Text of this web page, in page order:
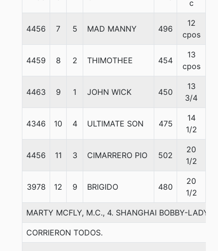
c
4456 7 5 MAD MANNY 496
12
cpos
4459 8 2 THIMOTHEE 454
13
cpos
4463 9 1 JOHN WICK 450
13
3/4
4346 10 4 ULTIMATE SON 475
14
1/2
4456 11 3 CIMARRERO PIO 502
20
1/2
3978 12 9 BRIGIDO 480
20
1/2
MARTY MCFLY, M.C., 4. SHANGHAI BOBBY-LADY
CORRIERON TODOS.